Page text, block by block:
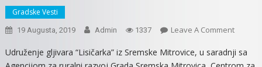
Gradske Vesti
19 Augusta, 2019 Admin 1337 Leave A CommentOn
Udruženje gljivara “Lisičarka” iz Sremske Mitrovice, u saradnji sa